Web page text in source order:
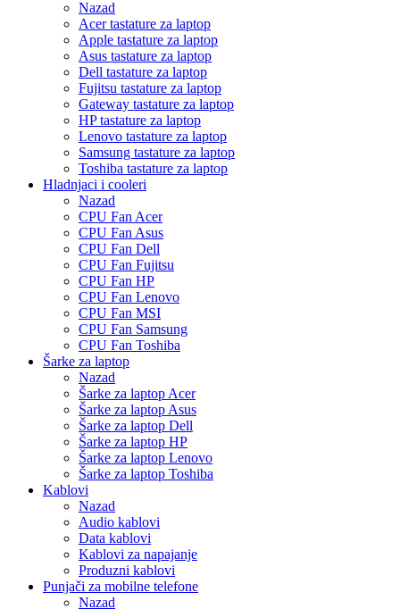
Nazad
Acer tastature za laptop
Apple tastature za laptop
Asus tastature za laptop
Dell tastature za laptop
Fujitsu tastature za laptop
Gateway tastature za laptop
HP tastature za laptop
Lenovo tastature za laptop
Samsung tastature za laptop
Toshiba tastature za laptop
Hladnjaci i cooleri
Nazad
CPU Fan Acer
CPU Fan Asus
CPU Fan Dell
CPU Fan Fujitsu
CPU Fan HP
CPU Fan Lenovo
CPU Fan MSI
CPU Fan Samsung
CPU Fan Toshiba
Šarke za laptop
Nazad
Šarke za laptop Acer
Šarke za laptop Asus
Šarke za laptop Dell
Šarke za laptop HP
Šarke za laptop Lenovo
Šarke za laptop Toshiba
Kablovi
Nazad
Audio kablovi
Data kablovi
Kablovi za napajanje
Produzni kablovi
Punjači za mobilne telefone
Nazad